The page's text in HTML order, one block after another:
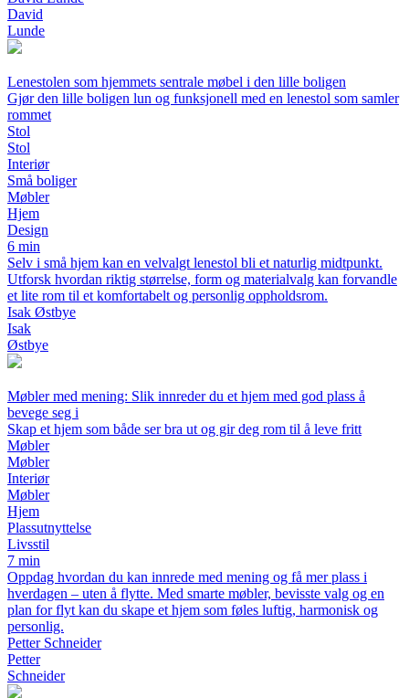
David
Lunde
Lenestolen som hjemmets sentrale møbel i den lille boligen
Gjør den lille boligen lun og funksjonell med en lenestol som samler
rommet
Stol
Stol
Interiør
Små boliger
Møbler
Hjem
Design
6 min
Selv i små hjem kan en velvalgt lenestol bli et naturlig midtpunkt.
Utforsk hvordan riktig størrelse, form og materialvalg kan forvandle
et lite rom til et komfortabelt og personlig oppholdsrom.
Isak Østbye
Isak
Østbye
Møbler med mening: Slik innreder du et hjem med god plass å
bevege seg i
Skap et hjem som både ser bra ut og gir deg rom til å leve fritt
Møbler
Møbler
Interiør
Møbler
Hjem
Plassutnyttelse
Livsstil
7 min
Oppdag hvordan du kan innrede med mening og få mer plass i
hverdagen – uten å flytte. Med smarte møbler, bevisste valg og en
plan for flyt kan du skape et hjem som føles luftig, harmonisk og
personlig.
Petter Schneider
Petter
Schneider